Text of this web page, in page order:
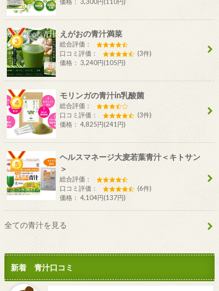
えがおの青汁満菜
総合評価：
口コミ評価：
(3件)
価格： 3,240円(105円)
モリンガの青汁in乳酸菌
総合評価：
口コミ評価：
(3件)
価格： 4,825円(241円)
ヘルスマネージ大麦若葉青汁＜キトサン
＞
総合評価：
口コミ評価：
(6件)
価格： 4,104円(137円)
全ての青汁を見る
新着 青汁口コミ